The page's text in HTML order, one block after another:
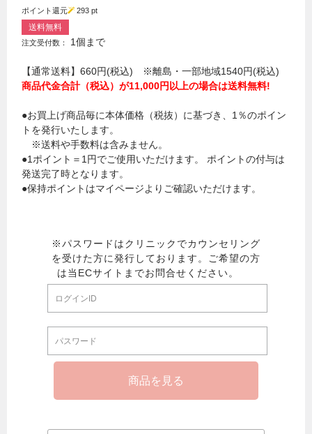
ポイント還元 293pt
送料無料
注文受付数： 1個まで
【通常送料】660円(税込) ※離島・一部地域1540円(税込)
商品代金合計（税込）が11,000円以上の場合は送料無料!
●お買上げ商品毎に本体価格（税抜）に基づき、1％のポイン
トを発行いたします。
※送料や手数料は含みません。
●1ポイント＝1円でご使用いただけます。 ポイントの付与は
発送完了時となります。
●保持ポイントはマイページよりご確認いただけます。